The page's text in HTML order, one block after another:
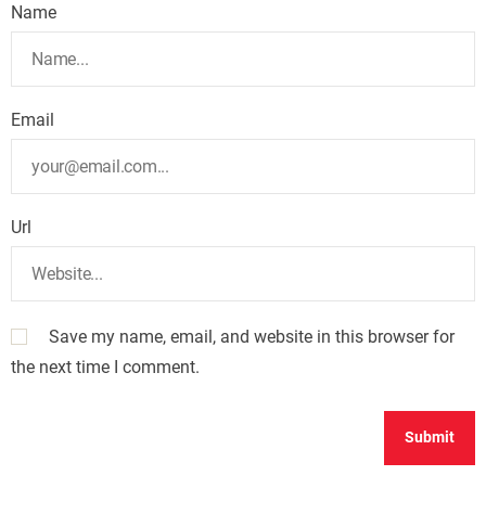
Name
Email
Url
Save my name, email, and website in this browser for
the next time I comment.